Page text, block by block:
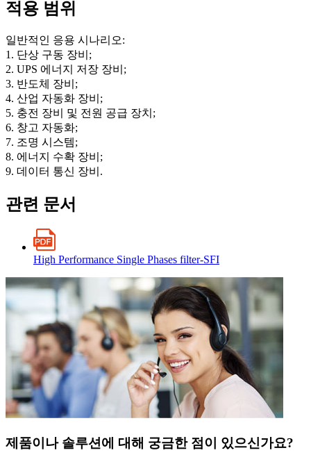
적용 범위
일반적인 응용 시나리오:
1. 단상 구동 장비;
2. UPS 에너지 저장 장비;
3. 반도체 장비;
4. 산업 자동화 장비;
5. 충전 장비 및 전원 공급 장치;
6. 창고 자동화;
7. 조명 시스템;
8. 에너지 수확 장비;
9. 데이터 통신 장비.
관련 문서
High Performance Single Phases filter-SFI
제품이나 솔루션에 대해 궁금한 점이 있으신가요?